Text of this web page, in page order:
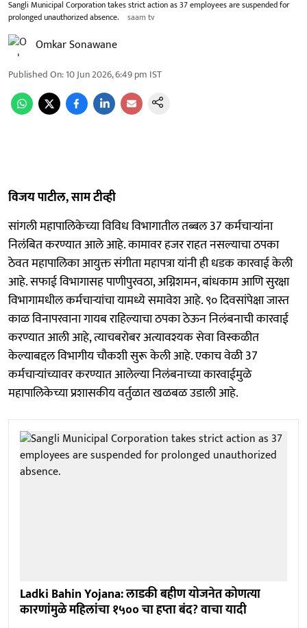
Sangli Municipal Corporation takes strict action as 37 employees are suspended for
prolonged unauthorized absence.
saam tv
Omkar Sonawane
Published On:10 Jun 2026, 6:49 pm IST
विजय पाटील, साम टीव्ही
सांगली महापालिकेच्या विविध विभागातील तब्बल 37 कर्मचाऱ्यांना
निलंबित करण्यात आले आहे. कामावर हजर राहत नसल्याचा ठपका
ठेवत महापालिका आयुक्त संगीता महापत्रा यांनी ही धडक कारवाई केली
आहे. सफाई विभागासह पाणीपुरवठा, अग्निशमन, बांधकाम आणि सुरक्षा
विभागामधील कर्मचाऱ्यांचा यामध्ये समावेश आहे. ९० दिवसांपेक्षा जास्त
काळ विनापरवाना गायब राहिल्याचा ठपका ठेऊन निलंबनाची कारवाई
करण्यात आली आहे, त्याचबरोबर अत्यावश्यक सेवा विस्कळीत
केल्याबद्दल विभागीय चौकशी सुरू केली आहे. एकाच वेळी 37
कर्मचाऱ्यांच्यावर करण्यात आलेल्या निलंबनाच्या कारवाईमुळे
महापालिकेच्या प्रशासकीय वर्तुळात खळबळ उडाली आहे.
Ladki Bahin Yojana: लाडकी बहीण योजनेत कोणत्या
कारणांमुळे महिलांचा १५०० चा हप्ता बंद? वाचा यादी